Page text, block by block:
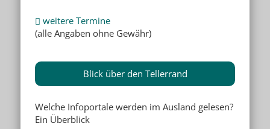
weitere Termine
(alle Angaben ohne Gewähr)
Blick über den Tellerrand
Welche Infoportale werden im Ausland gelesen?
Ein Überblick